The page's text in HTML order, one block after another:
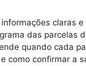
claras e
das parcelas
quando cada
como confirmar a